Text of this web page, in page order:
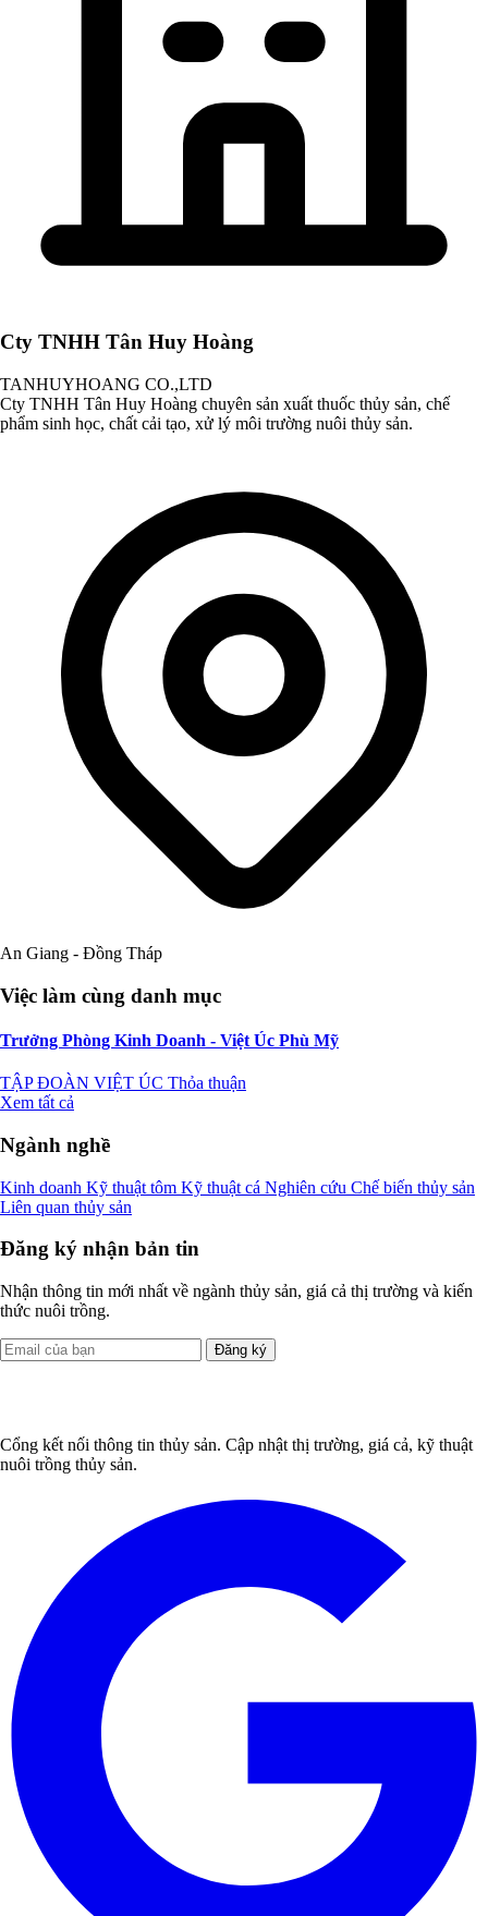
Cty TNHH Tân Huy Hoàng
TANHUYHOANG CO.,LTD
Cty TNHH Tân Huy Hoàng chuyên sản xuất thuốc thủy sản, chế
phẩm sinh học, chất cải tạo, xử lý môi trường nuôi thủy sản.
An Giang - Đồng Tháp
Việc làm cùng danh mục
Trưởng Phòng Kinh Doanh - Việt Úc Phù Mỹ
TẬP ĐOÀN VIỆT ÚC Thỏa thuận
Xem tất cả
Ngành nghề
Kinh doanh Kỹ thuật tôm Kỹ thuật cá Nghiên cứu Chế biến thủy sản
Liên quan thủy sản
Đăng ký nhận bản tin
Nhận thông tin mới nhất về ngành thủy sản, giá cả thị trường và kiến
thức nuôi trồng.
Đăng ký
Cổng kết nối thông tin thủy sản. Cập nhật thị trường, giá cả, kỹ thuật
nuôi trồng thủy sản.